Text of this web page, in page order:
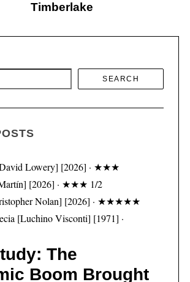
Timberlake
SEARCH
Lowery] [2026] · ★★★
[2026] · ★★★ 1/2
Nolan] [2026] · ★★★★★
[Luchino Visconti] [1971] ·
The
Boom Brought